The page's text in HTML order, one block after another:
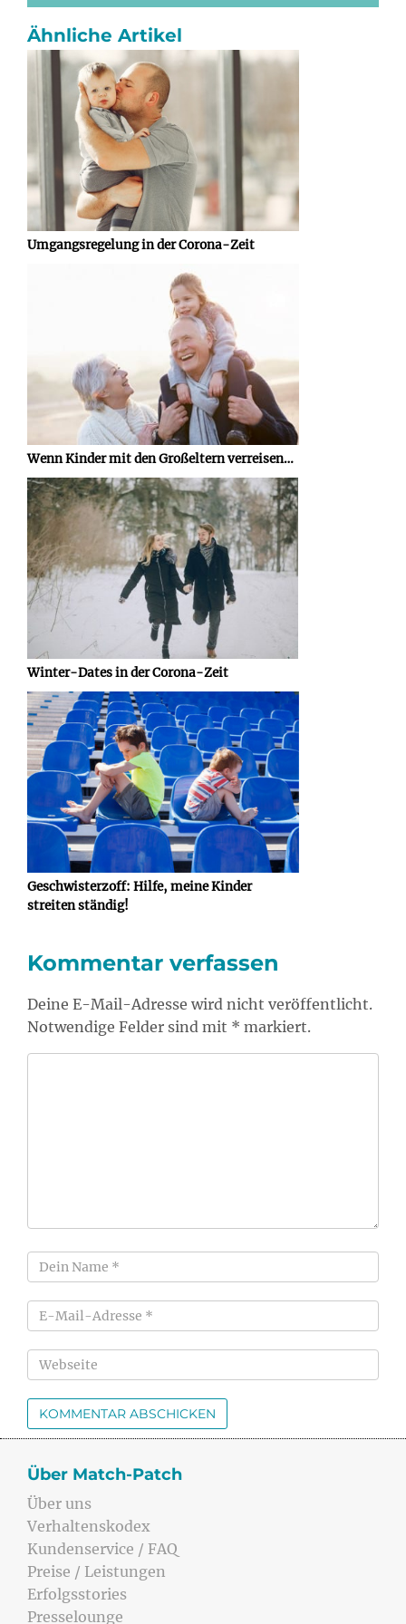
Ähnliche Artikel
Umgangsregelung in der Corona-Zeit
Wenn Kinder mit den Großeltern verreisen…
Winter-Dates in der Corona-Zeit
Geschwisterzoff: Hilfe, meine Kinder
streiten ständig!
Kommentar verfassen
Deine E-Mail-Adresse wird nicht veröffentlicht.
Notwendige Felder sind mit * markiert.
Über Match-Patch
Über uns
Verhaltenskodex
Kundenservice / FAQ
Preise / Leistungen
Erfolgsstories
Presselounge